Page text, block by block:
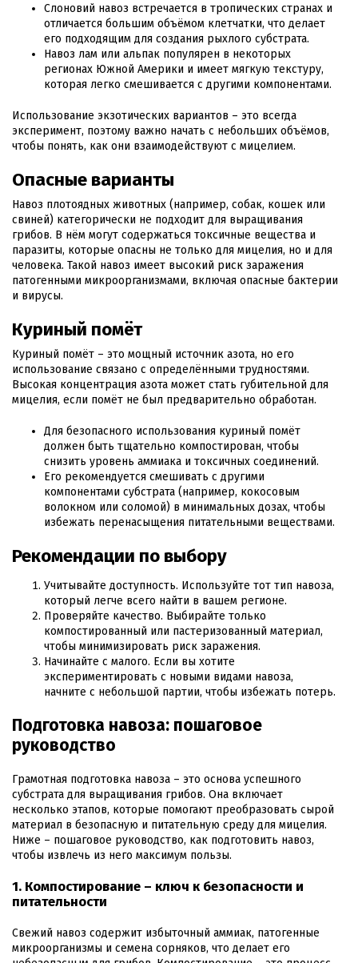
Слоновий навоз встречается в тропических странах и
отличается большим объёмом клетчатки, что делает
его подходящим для создания рыхлого субстрата.
Навоз лам или альпак популярен в некоторых
регионах Южной Америки и имеет мягкую текстуру,
которая легко смешивается с другими компонентами.
Использование экзотических вариантов – это всегда
эксперимент, поэтому важно начать с небольших объёмов,
чтобы понять, как они взаимодействуют с мицелием.
Опасные варианты
Навоз плотоядных животных (например, собак, кошек или
свиней) категорически не подходит для выращивания
грибов. В нём могут содержаться токсичные вещества и
паразиты, которые опасны не только для мицелия, но и для
человека. Такой навоз имеет высокий риск заражения
патогенными микроорганизмами, включая опасные бактерии
и вирусы.
Куриный помёт
Куриный помёт – это мощный источник азота, но его
использование связано с определёнными трудностями.
Высокая концентрация азота может стать губительной для
мицелия, если помёт не был предварительно обработан.
Для безопасного использования куриный помёт
должен быть тщательно компостирован, чтобы
снизить уровень аммиака и токсичных соединений.
Его рекомендуется смешивать с другими
компонентами субстрата (например, кокосовым
волокном или соломой) в минимальных дозах, чтобы
избежать перенасыщения питательными веществами.
Рекомендации по выбору
Учитывайте доступность. Используйте тот тип навоза,
который легче всего найти в вашем регионе.
Проверяйте качество. Выбирайте только
компостированный или пастеризованный материал,
чтобы минимизировать риск заражения.
Начинайте с малого. Если вы хотите
экспериментировать с новыми видами навоза,
начните с небольшой партии, чтобы избежать потерь.
Подготовка навоза: пошаговое
руководство
Грамотная подготовка навоза – это основа успешного
субстрата для выращивания грибов. Она включает
несколько этапов, которые помогают преобразовать сырой
материал в безопасную и питательную среду для мицелия.
Ниже – пошаговое руководство, как подготовить навоз,
чтобы извлечь из него максимум пользы.
1. Компостирование – ключ к безопасности и
питательности
Свежий навоз содержит избыточный аммиак, патогенные
микроорганизмы и семена сорняков, что делает его